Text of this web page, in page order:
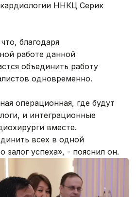
ННКЦ Серик
благодаря
работе данной
объединить работу
одновременно.
операционная, где будут
и интеграционные
вместе.
всех в одной
залог успеха», - пояснил он.